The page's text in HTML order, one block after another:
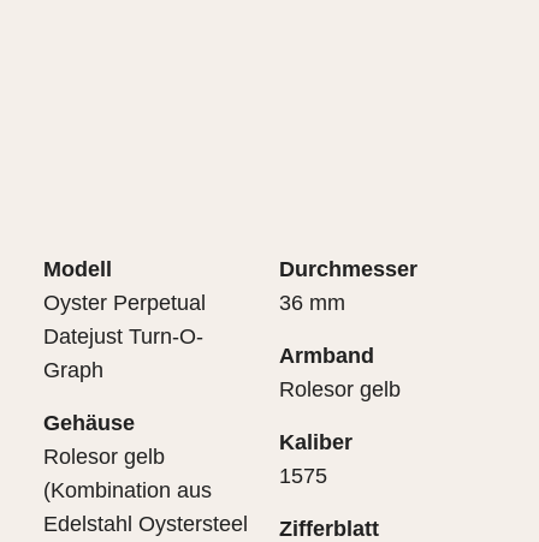
Modell
Oyster Perpetual
Datejust Turn-O-
Graph
Gehäuse
Rolesor gelb
(Kombination aus
Edelstahl Oystersteel
Durchmesser
36 mm
Armband
Rolesor gelb
Kaliber
1575
Zifferblatt